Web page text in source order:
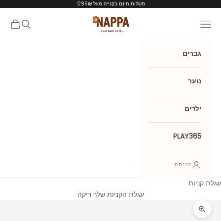
משלוח חינם בקנייה מעל 299₪!
Nappa shoes תפריט חיפושעגלת
גברים
נוער
ילדים
PLAY365
כניסה
עגלת קניות
עגלת הקניות שלך ריקה
תקריב